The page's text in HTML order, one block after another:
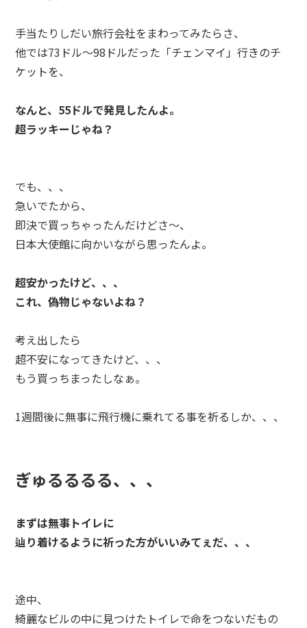
手当たりしだい旅行会社をまわってみたらさ、
他では73ドル～98ドルだった「チェンマイ」行きのチ
ケットを、
なんと、55ドルで発見したんよ。
超ラッキーじゃね？
でも、、、
急いでたから、
即決で買っちゃったんだけどさ～、
日本大使館に向かいながら思ったんよ。
超安かったけど、、、
これ、偽物じゃないよね？
考え出したら
超不安になってきたけど、、、
もう買っちまったしなぁ。
1週間後に無事に飛行機に乗れてる事を祈るしか、、、
ぎゅるるるる、、、
まずは無事トイレに
辿り着けるように祈った方がいいみてぇだ、、、
途中、
綺麗なビルの中に見つけたトイレで命をつないだもの